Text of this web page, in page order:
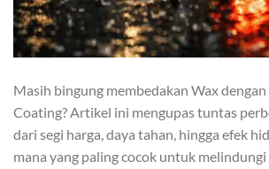
Masih bingung membedakan Wax
Coating? Artikel ini mengupas tuntas
dari segi harga, daya tahan, hingga efek
mana yang paling cocok untuk